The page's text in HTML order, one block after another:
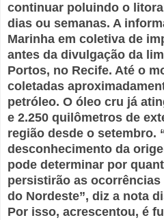
continuar poluindo o
dias ou semanas. A
Marinha em coletiva de
antes da divulgação da
Portos, no Recife. Até o
coletadas
petróleo. O óleo cru já
e 2.250 quilômetros de
região desde o setembro.
desconhecimento da
pode determinar por
persistirão as ocorrências
do Nordeste”, diz a nota
Por isso, acrescentou, é